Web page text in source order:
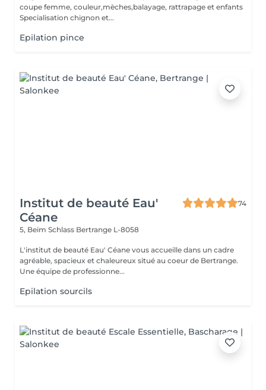
coupe femme, couleur,mèches,balayage, rattrapage et enfants
Specialisation chignon et...
Epilation pince
Institut de beauté Eau'
Céane
74
5, Beim Schlass Bertrange L-8058
L'institut de beauté Eau' Céane vous accueille dans un cadre
agréable, spacieux et chaleureux situé au coeur de Bertrange.
Une équipe de professionne...
Epilation sourcils